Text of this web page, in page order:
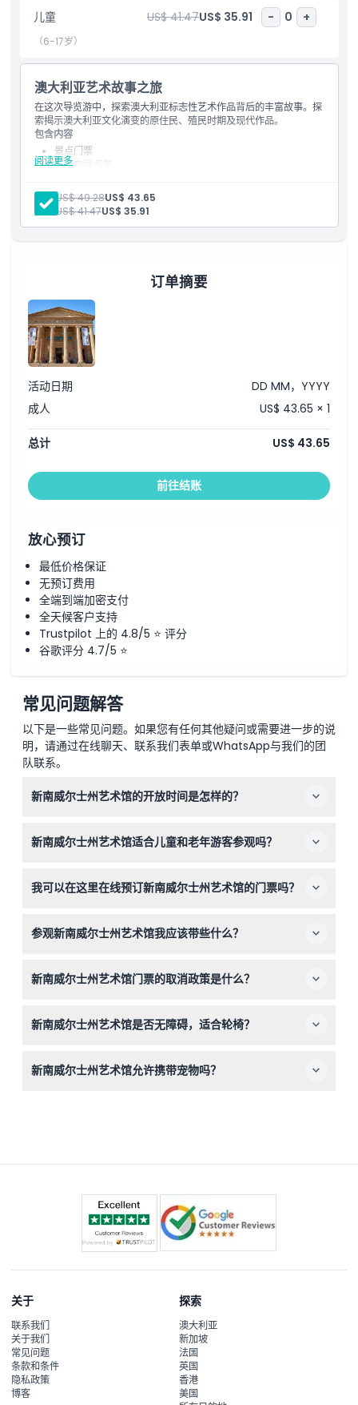
儿童成人政策
排除项
不适合
需要了解的事项
如何到达那里
如何兑换
取消政策
儿童 US$ 41.47US$ 35.91 - 0 +
（6-17岁）
澳大利亚艺术故事之旅
在这次导览游中，探索澳大利亚标志性艺术作品背后的丰富故事。探
索揭示澳大利亚文化演变的原住民、殖民时期及现代作品。
阅读更多
包含内容
景点门票
景点内导览游
艺术画廊专属提前入场（上午10点前）
由专家带领的75分钟澳大利亚艺术导览，涵盖收藏艺术画廊的
建筑物
优惠及会员休息室使用权
成人: US$ 49.28US$ 43.65
儿童:
US$ 41.47US$ 35.91
订单摘要
活动日期
DD MM，YYYY
成人
US$ 43.65 × 1
总计 US$ 43.65
前往结账
放心预订
最低价格保证
无预订费用
全端到端加密支付
全天候客户支持
Trustpilot 上的 4.8/5 ⭐ 评分
谷歌评分 4.7/5 ⭐
常见问题解答
以下是一些常见问题。如果您有任何其他疑问或需要进一步的说
明，请通过在线聊天、联系我们表单或WhatsApp与我们的团
队联系。
新南威尔士州艺术馆的开放时间是怎样的？
周三为“艺术夜”活动开放至晚上9点。复活节星期五和圣诞
新南威尔士州艺术馆适合儿童和老年游客参观吗？
走需要，不建议非常年幼的幼儿或孕妇参观。
我可以在这里在线预订新南威尔士州艺术馆的门票吗？
票——只需在预订时选择您喜欢的日期和时间。
参观新南威尔士州艺术馆我应该带些什么？
不允许外带食品和饮料，摄影仅限于个人用途，不得用于商
新南威尔士州艺术馆门票的取消政策是什么？
订的日期和时间使用您的门票。
新南威尔士州艺术馆是否无障碍，适合轮椅？
供轮椅，确保所有访客的舒适体验。
新南威尔士州艺术馆允许携带宠物吗？
关于
联系我们
关于我们
常见问题
条款和条件
隐私政策
博客
探索
澳大利亚
新加坡
法国
英国
香港
美国